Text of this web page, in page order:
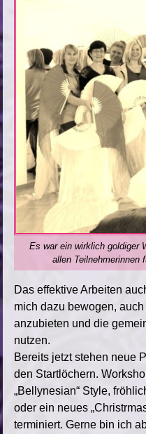
Es war ein wirklich goldiger
allen Teilnehmerinnen
Das effektive Arbeiten
mich dazu bewogen,
anzubieten und die
nutzen.
Bereits jetzt stehen neue
den Startlöchern.
„Bellynesian“ Style,
oder ein neues
terminiert. Gerne bin ich